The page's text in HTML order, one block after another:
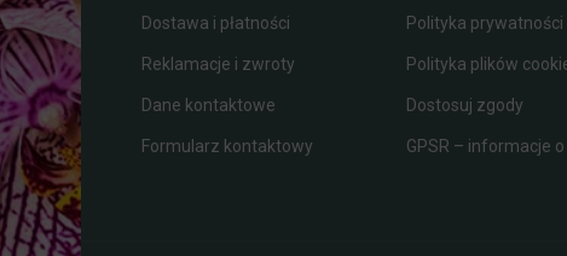
O sklepie
Dostawa i płatności
Reklamacje i zwroty
Dane kontaktowe
Regulamin sklepu
Polityka prywatności
Polityka plików cookies
Dostosuj zgody